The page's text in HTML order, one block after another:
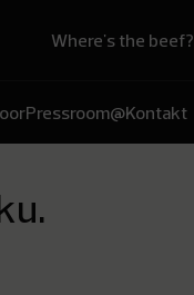
Where's the beef?
Pressroom@Kontakt